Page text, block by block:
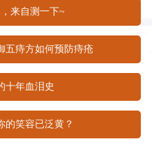
来自测一下~
五痔方如何预防痔疮
十年血泪史
的笑容已泛黄？